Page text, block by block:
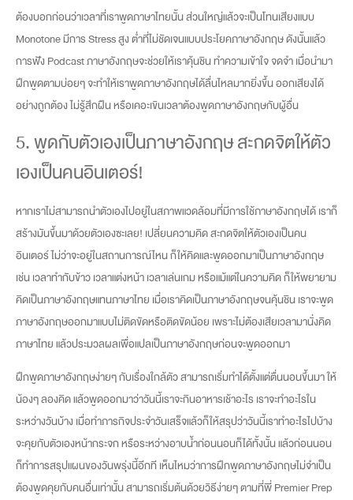
ต้องบอกก่อนว่าเวลาที่เราพูดภาษาไทยนั้น ส่วนใหญ่แล้วจะเป็นโทนเสียงแบบ
Monotone มีการ Stress สูง ต่ำที่ไม่ชัดเจนแบบประโยคภาษาอังกฤษ​ ดังนั้นแล้ว
การฟัง Podcast ภาษาอังกฤษจะช่วยให้เราคุ้นชิน ทำความเข้าใจ จดจำ เมื่อนำมา
ฝึกพูดตามบ่อยๆ จะทำให้เราพูดภาษาอังกฤษได้ลื่นไหลมากยิ่งขึ้น ออกเสียงได้
อย่างถูกต้อง ไม่รู้สึกฝืน หรือเคอะเขินเวลาต้องพูดภาษาอังกฤษกับผู้อื่น
5. พูดกับตัวเองเป็นภาษาอังกฤษ สะกดจิตให้ตัว
เองเป็นคนอินเตอร์!
หากเราไม่สามารถนำตัวเองไปอยู่ในสภาพแวดล้อมที่มีการใช้ภาษาอังกฤษได้ เราก็
สร้างมันขึ้นมาด้วยตัวเองซะเลย! เปลี่ยนความคิด สะกดจิตให้ตัวเองเป็นคน
อินเตอร์ ไม่ว่าจะอยู่ในสถานการณ์ไหน ก็ให้คิดและพูดออกมาเป็นภาษาอังกฤษ
เช่น เวลาทำกับข้าว เวลาแต่งหน้า เวลาเล่นเกม หรือแม้แต่ในความคิด ก็ให้พยายาม
คิดเป็นภาษาอังกฤษแทนภาษาไทย เมื่อเราคิดเป็นภาษาอังกฤษจนคุ้นชิน เราจะพูด
ภาษาอังกฤษออกมาแบบไม่ติดขัดหรือติดขัดน้อย เพราะไม่ต้องเสียเวลามานั่งคิด
ภาษาไทย แล้วประมวลผลเพื่อแปลเป็นภาษาอังกฤษก่อนจะพูดออกมา
ฝึกพูดภาษาอังกฤษง่ายๆ กับเรื่องใกล้ตัว สามารถเริ่มทำได้ตั้งแต่ตื่นนอนขึ้นมา ให้
น้องๆ ลองคิด แล้วพูดออกมาว่าวันนี้เราจะกินอาหารเช้าอะไร เราจะทำอะไรใน
ระหว่างวันบ้าง เมื่อทำภารกิจประจำวันเสร็จแล้วก็ให้สรุปว่าวันนี้เราทำอะไรไปบ้าง
จะคุยกับตัวเองหน้ากระจก หรือระหว่างอาบน้ำก่อนนอนก็ได้ทั้งนั้น แล้วก่อนนอน
ก็ทำการสรุปแผนของวันพรุ่งนี้อีกที เห็นไหมว่าการฝึกพูดภาษาอังกฤษไม่จำเป็น
ต้องพูดคุยกับคนอื่นเท่านั้น สามารถเริ่มต้นด้วยวิธีง่ายๆ ตามที่พี่ Premier Prep